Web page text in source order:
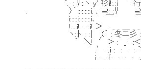
ﾟ、: ﾘ:::ヽ y' 衫i!:.:i 行
. 〉´:::::::::i. 、⊇: :ﾘ ⊇:ﾘ
i:::::i::::::::i､ ￣ ￣ ﾉ!: : :
!::::i!: : :i! ＞ . _ _ ＿ _ _
ヽ::ﾄ: : :| ,(´ : 冬ニ彡 :)
｀ ＼! ′＞ : _ . :＜.i.
.′: .i : : : : `.
i : : {: : : : :ﾉ